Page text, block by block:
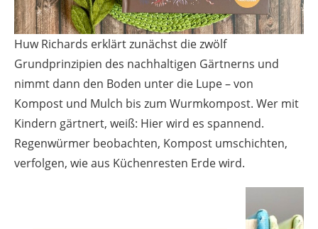
Huw Richards erklärt zunächst die zwölf
Grundprinzipien des nachhaltigen Gärtnerns und
nimmt dann den Boden unter die Lupe – von
Kompost und Mulch bis zum Wurmkompost. Wer mit
Kindern gärtnert, weiß: Hier wird es spannend.
Regenwürmer beobachten, Kompost umschichten,
verfolgen, wie aus Küchenresten Erde wird.